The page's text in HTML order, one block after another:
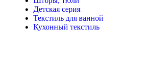
Детская серия
Текстиль для ванной
Кухонный текстиль